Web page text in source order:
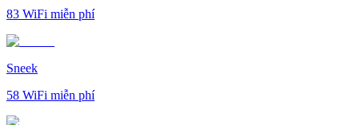
83 WiFi miễn phí
Sneek
58 WiFi miễn phí